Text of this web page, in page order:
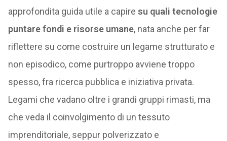
approfondita guida utile a capire su quali tecnologie
puntare fondi e risorse umane, nata anche per far
riflettere su come costruire un legame strutturato e
non episodico, come purtroppo avviene troppo
spesso, fra ricerca pubblica e iniziativa privata.
Legami che vadano oltre i grandi gruppi rimasti, ma
che veda il coinvolgimento di un tessuto
imprenditoriale, seppur polverizzato e